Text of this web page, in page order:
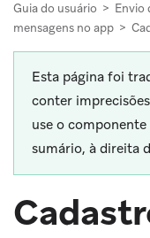
Guia do usuário > Envio
mensagens no app >
Esta página foi
conter
use o
sumário, à direita